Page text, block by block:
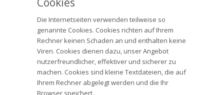
Die Internetseiten verwenden teilweise so
genannte Cookies. Cookies richten auf Ihrem
Rechner keinen Schaden an und enthalten keine
Viren. Cookies dienen dazu, unser Angebot
nutzerfreundlicher, effektiver und sicherer zu
machen. Cookies sind kleine Textdateien, die auf
Ihrem Rechner abgelegt werden und die Ihr